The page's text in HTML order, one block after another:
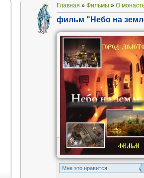
Главная » Фильмы » О
фильм "Небо на
Mне это нравится